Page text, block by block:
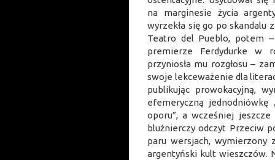
na marginesie życia
wyrzekła się go po skandalu
Teatro del Pueblo, potem
premierze Ferdydurke w
przyniosła mu rozgłosu –
swoje lekceważenie dla
publikując prowokacyjną,
efemeryczną jednodniówkę
oporu”, a wcześniej jeszcze
bluźnierczy odczyt Przeciw
paru wersjach, wymierzony
argentyński kult wieszczów.